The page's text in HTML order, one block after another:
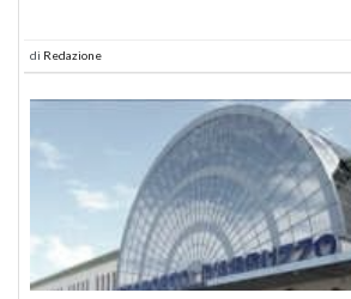
di Redazione